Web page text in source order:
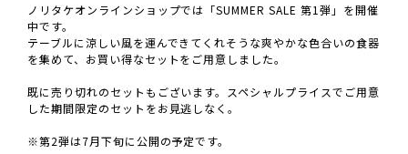
ノリタケオンラインショップでは「SUMMER SALE 第1弾」を開催
中です。
テーブルに涼しい風を運んできてくれそうな爽やかな色合いの食器
を集めて、お買い得なセットをご用意しました。
既に売り切れのセットもございます。スペシャルプライスでご用意
した期間限定のセットをお見逃しなく。
※第2弾は7月下旬に公開の予定です。